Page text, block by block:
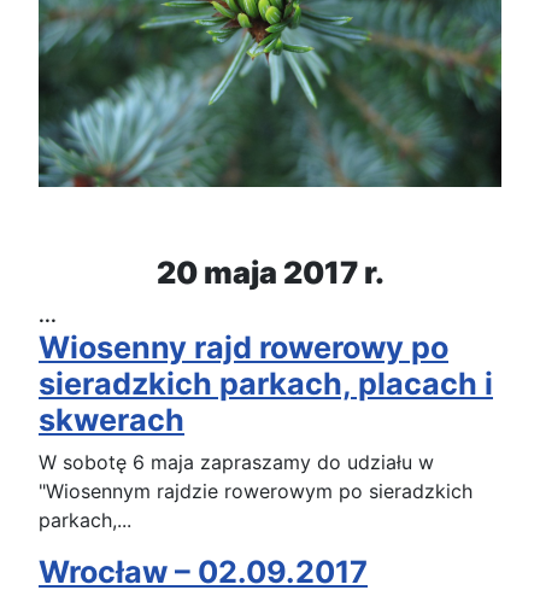
20maja 2017r.
...
Wiosenny rajd rowerowy po
sieradzkich parkach, placach i
skwerach
W sobotę 6 maja zapraszamy do udziału w
"Wiosennym rajdzie rowerowym po sieradzkich
parkach,...
Wrocław – 02.09.2017